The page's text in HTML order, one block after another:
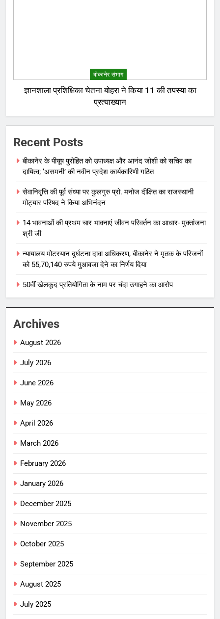
बीकानेर संभाग
ज्ञानशाला प्रशिक्षिका चेतना बोहरा ने किया 11 की तपस्या का
प्रत्याख्यान
Recent Posts
बीकानेर के पीयूष पुरोहित को उपाध्यक्ष और आनंद जोशी को सचिव का
दायित्व; ‘असमनी’ की नवीन प्रदेश कार्यकारिणी गठित
सेवानिवृत्ति की पूर्व संध्या पर कुलगुरु प्रो. मनोज दीक्षित का राजस्थानी
मोट्यार परिषद ने किया अभिनंदन
14 भावनाओं की प्रथम चार भावनाएं जीवन परिवर्तन का आधार- मुक्तांजना
श्री जी
न्यायालय मोटरयान दुर्घटना दावा अधिकरण, बीकानेर ने मृतक के परिजनों
को 55,70,140 रुपये मुआवजा देने का निर्णय दिया
50वीं खेलकूद प्रतियोगिता के नाम पर चंदा उगाहने का आरोप
Archives
August 2026
July 2026
June 2026
May 2026
April 2026
March 2026
February 2026
January 2026
December 2025
November 2025
October 2025
September 2025
August 2025
July 2025